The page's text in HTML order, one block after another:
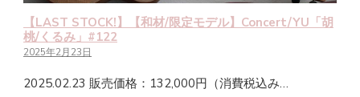
【LAST STOCK!】【和材/限定モデル】Concert/YU「胡
桃/くるみ」#122
2025年2月23日
2025.02.23 販売価格：132,000円（消費税込み…